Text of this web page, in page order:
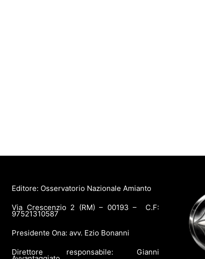
Editore: Osservatorio Nazionale Amianto
Via Crescenzio 2 (RM) – 00193 – C.F:
97521310587
Presidente Ona: avv. Ezio Bonanni
Direttore responsabile: Gianni